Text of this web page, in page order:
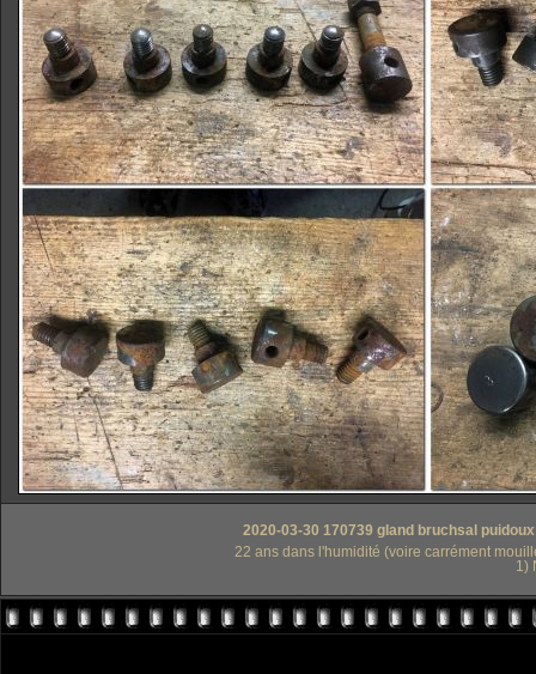
2020-03-30 170739 gland bruchsal
22 ans dans l'humidité (voire carrément
1)